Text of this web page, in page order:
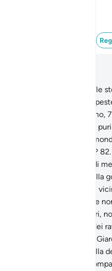
Lo giuro per il declino delle
solenne, se lo
verità un Corano nobilissimo,
che solo i
del Signore dei
vorreste sospettare? 82.
sarà tacciarlo di
quando [l’anima] risale alla
e Noi gli siamo più
perché mai, se
e se siete sinceri,
Se [il morente] fa parte dei
avrà riposo, profumi e un
stato uno dei compagni della
«Pace da parte dei